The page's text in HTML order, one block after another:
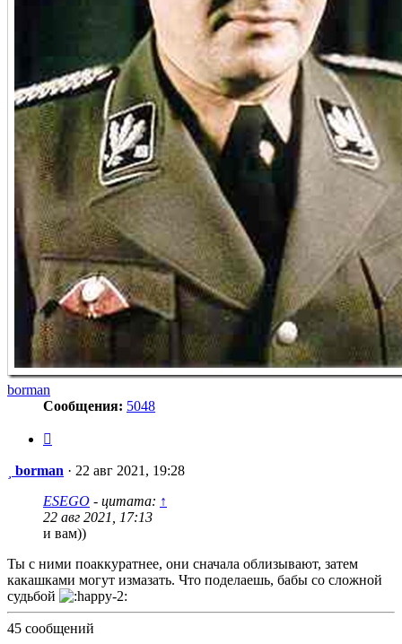
borman
Сообщения: 5048
Сообщение
borman · 22 авг 2021, 19:28
ESEGO - цитата: ↑
22 авг 2021, 17:13
и вам))
Ты с ними поаккуратнее, они сначала облизывают, затем
какашками могут измазать. Что поделаешь, бабы со сложной
судьбой
45 сообщений